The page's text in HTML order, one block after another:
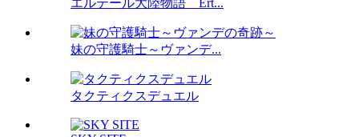
エルテール大陸物語 Ert...
妹の守護騎士～ヴァンデ...
タクティクスデュエル